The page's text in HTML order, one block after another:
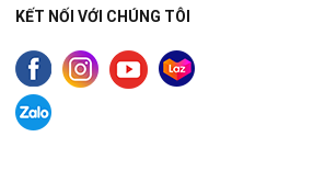
KẾT NỐI VỚI CHÚNG TÔI